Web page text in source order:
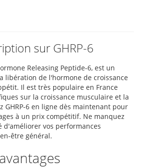
sur GHRP-6
Releasing Peptide-6, est un
libération de l'hormone de croissance
Il est très populaire en France
sur la croissance musculaire et la
GHRP-6 en ligne dès maintenant pour
à un prix compétitif. Ne manquez
d'améliorer vos performances
être général.